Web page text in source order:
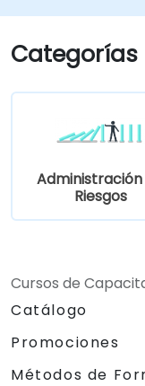
Categorías
Riesgos
Cursos de
Catálogo
Promociones
Métodos de